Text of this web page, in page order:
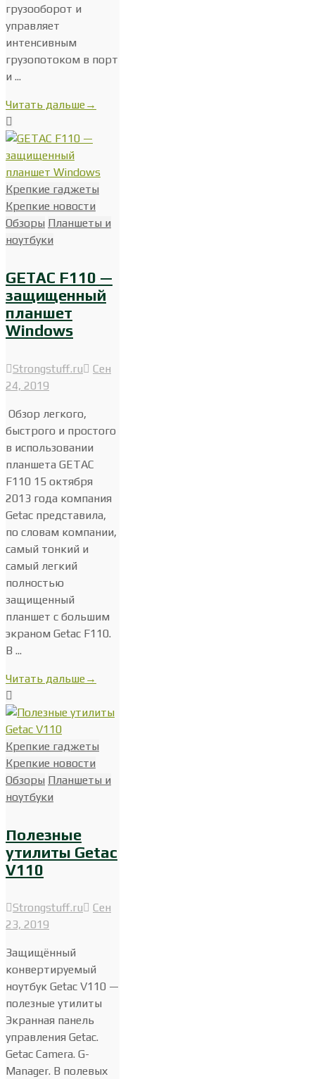
грузооборот и
управляет
интенсивным
грузопотоком в порт
и ...
Читать дальше→
Крепкие гаджеты
Крепкие новости
Обзоры Планшеты и
ноутбуки
GETAC F110 —
защищенный
планшет
Windows
Strongstuff.ru
Сен
24, 2019
Обзор легкого,
быстрого и простого
в использовании
планшета GETAC
F110 15 октября
2013 года компания
Getac представила,
по словам компании,
самый тонкий и
самый легкий
полностью
защищенный
планшет с большим
экраном Getac F110.
В ...
Читать дальше→
Крепкие гаджеты
Крепкие новости
Обзоры Планшеты и
ноутбуки
Полезные
утилиты Getac
V110
Strongstuff.ru
Сен
23, 2019
Защищённый
конвертируемый
ноутбук Getac V110 —
полезные утилиты
Экранная панель
управления Getac.
Getac Camera. G-
Manager. В полевых